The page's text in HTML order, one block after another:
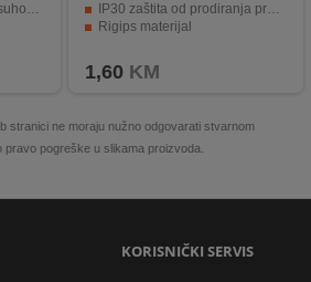
zidu
IP30 zaštita od prodiranja prašine
Rigips materijal
1,60 KM
stranici ne moraju nužno odgovarati stvarnom
pogreške u slikama proizvoda.
KORISNIČKI SERVIS